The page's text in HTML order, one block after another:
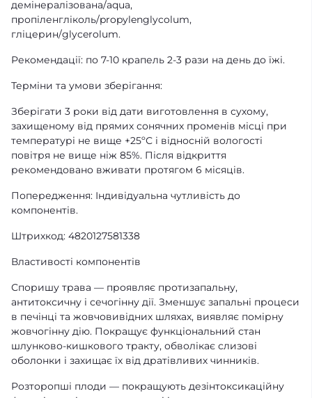
демінералізована/aqua,
пропіленгліколь/propylenglycolum,
гліцерин/glycerolum.
Рекомендації: по 7-10 крапель 2-3 рази на день до їжі.
Терміни та умови зберігання:
Зберігати 3 роки від дати виготовлення в сухому,
захищеному від прямих сонячних променів місці при
температурі не вище +25ºС і відносній вологості
повітря не вище ніж 85%. Після відкриття
рекомендовано вживати протягом 6 місяців.
Попередження: Індивідуальна чутливість до
компонентів.
Штрихкод: 4820127581338
Властивості компонентів
Споришу трава — проявляє протизапальну,
антитоксичну і сечогінну дії. Зменшує запальні процеси
в печінці та жовчовивідних шляхах, виявляє помірну
жовчогінну дію. Покращує функціональний стан
шлунково-кишкового тракту, обволікає слизові
оболонки і захищає їх від дратівливих чинників.
Розторопші плоди — покращують дезінтоксикаційну